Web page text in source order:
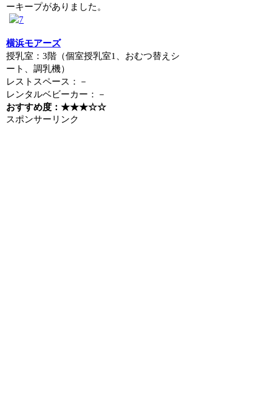
ーキープがありました。
横浜モアーズ
授乳室：3階（個室授乳室1、おむつ替えシ
ート、調乳機）
レストスペース：－
レンタルベビーカー：－
おすすめ度：★★★☆☆
スポンサーリンク